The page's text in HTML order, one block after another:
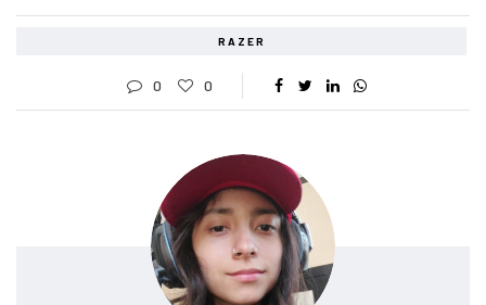
RAZER
0 0